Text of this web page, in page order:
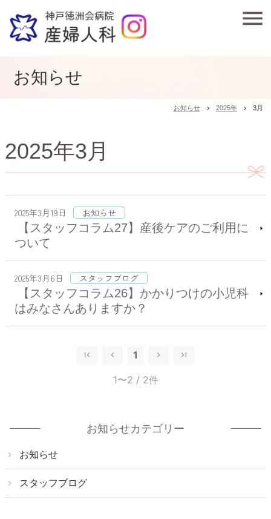
お知らせ
お知らせ chevron_right 2025年 chevron_right 3月
2025年3月
【スタッフコラム27】産後ケアのご利用に
ついて
2025年3月19日 お知らせ
【スタッフコラム26】かかりつけの小児科
はみなさんありますか？
2025年3月6日 スタッフブログ
1
1〜2 / 2件
お知らせカテゴリー
お知らせ
スタッフブログ